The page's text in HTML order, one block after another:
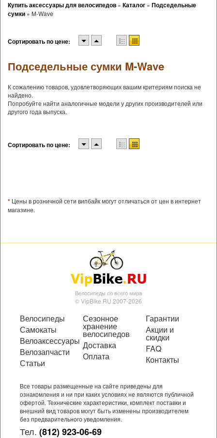
Купить аксессуары для велосипедов » Каталог » Подседельные
сумки » M-Wave
Сортировать по цене:
Подседельные сумки M-Wave
К сожалению товаров, удовлетворяющих вашим критериям поиска не
найдено.
Попробуйте найти аналогичные модели у других производителей или
другого года выпуска.
Сортировать по цене:
* Цены в розничной сети випбайк могут отличаться от цен в интернет
магазине.
Велосипеды со всего мира
© VipBike.RU 2007-2026
Велосипеды
Самокаты
Велоаксессуары
Велозапчасти
Статьи
Сезонное
хранение
велосипедов
Доставка
Оплата
Гарантии
Акции и
скидки
FAQ
Контакты
Все товары размещенные на сайте приведены для
ознакомления и ни при каких условиях не являются публичной
офертой. Технические характеристики, комплект поставки и
внешний вид товаров могут быть изменены производителем
без предварительного уведомления.
Тел. (812) 923-06-69